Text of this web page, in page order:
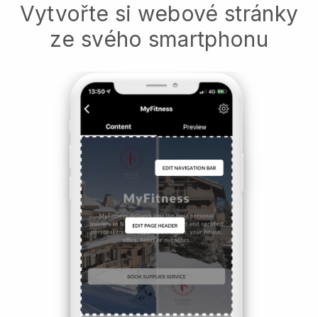
Vytvořte si webové stránky
ze svého smartphonu